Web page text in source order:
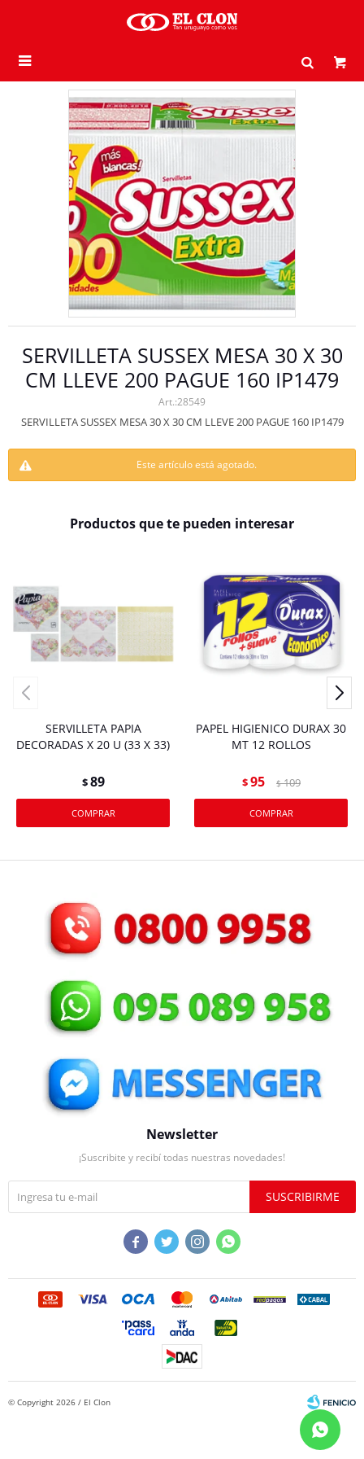

SERVILLETA SUSSEX MESA 30 X 30
CM LLEVE 200 PAGUE 160 IP1479
28549
SERVILLETA SUSSEX MESA 30 X 30 CM LLEVE 200 PAGUE 160 IP1479
Este artículo está agotado.
Productos que te pueden interesar
SERVILLETA PAPIA
DECORADAS X 20 U (33 X 33)
$89
PAPEL HIGIENICO DURAX 30
MT 12 ROLLOS
$95 $ 109
Newsletter
¡Suscribite y recibí todas nuestras novedades!
SUSCRIBIRME
   
© Copyright 2026 / El Clon